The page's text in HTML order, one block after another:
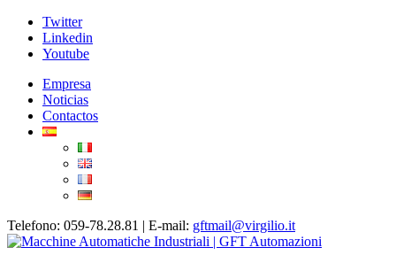
Twitter
Linkedin
Youtube
Empresa
Noticias
Contactos
Telefono: 059-78.28.81 | E-mail: gftmail@virgilio.it